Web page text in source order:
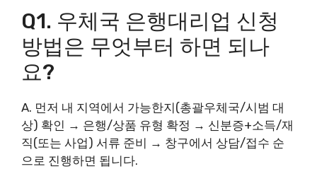
Q1. 우체국 은행대리업 신청
방법은 무엇부터 하면 되나
요?
A. 먼저 내 지역에서 가능한지(총괄우체국/시범 대
상) 확인 → 은행/상품 유형 확정 → 신분증+소득/재
직(또는 사업) 서류 준비 → 창구에서 상담/접수 순
으로 진행하면 됩니다.